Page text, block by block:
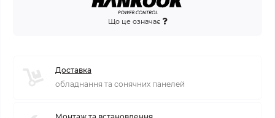
Що це означає
Доставка
обладнання та сонячних панелей
Монтаж та встановлення